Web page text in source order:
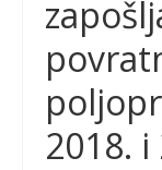
2018. i